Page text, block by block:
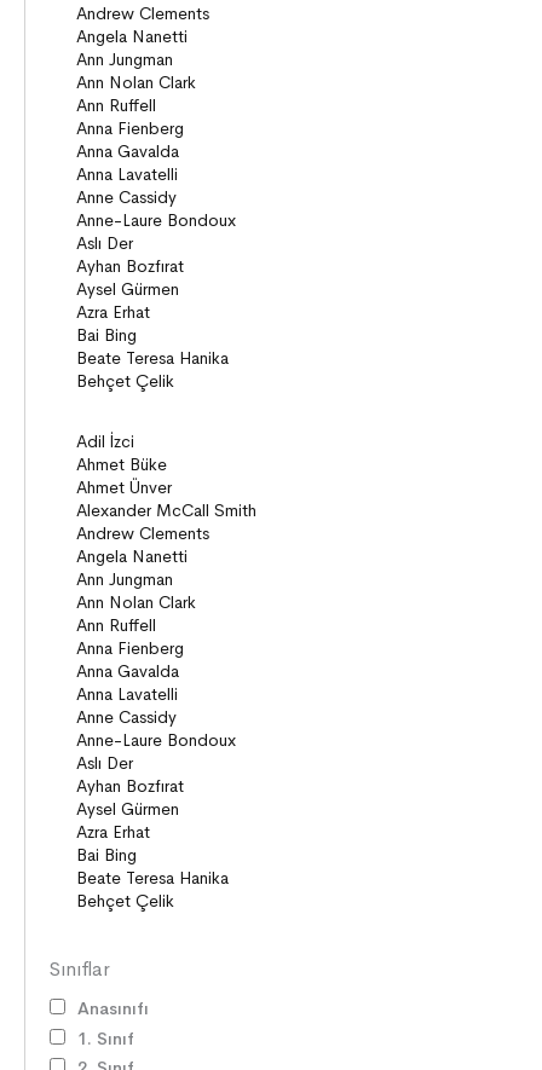
Seçki
Köprü Kitaplar (10+)
Roman
Öyküler
Anlatı
ON8 (15+)
Roman
Diziler
Öyküler
Anlatı
Gizemli Maceralar Koleksiyonu
Diziler
Behiç Ak Yetişkin Kitapları
Öykü
Sınıflar
Anasınıfı
1. Sınıf